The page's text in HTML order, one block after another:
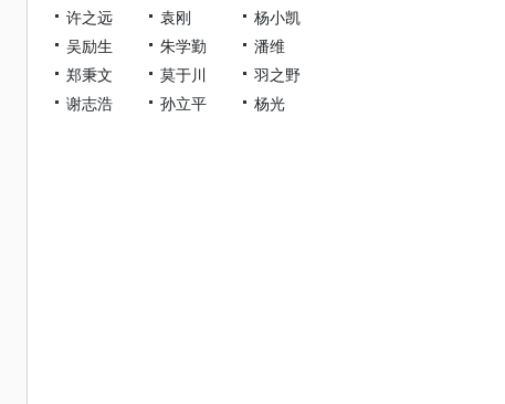
许之远
袁刚
杨小凯
吴励生
朱学勤
潘维
郑秉文
莫于川
羽之野
谢志浩
孙立平 杨光